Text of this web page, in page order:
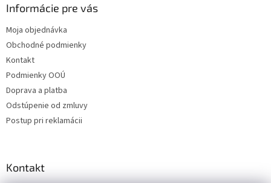
Informácie pre vás
Moja objednávka
Obchodné podmienky
Kontakt
Podmienky OOÚ
Doprava a platba
Odstúpenie od zmluvy
Postup pri reklamácii
Kontakt